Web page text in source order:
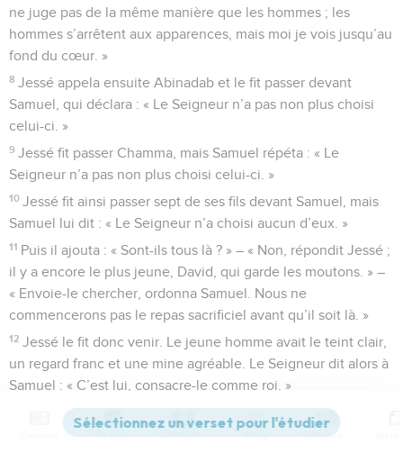
ne juge pas de la même manière que les hommes ; les
hommes s’arrêtent aux apparences, mais moi je vois jusqu’au
fond du cœur. »
8 Jessé appela ensuite Abinadab et le fit passer devant
Samuel, qui déclara : « Le Seigneur n’a pas non plus choisi
celui-ci. »
9 Jessé fit passer Chamma, mais Samuel répéta : « Le
Seigneur n’a pas non plus choisi celui-ci. »
10 Jessé fit ainsi passer sept de ses fils devant Samuel, mais
Samuel lui dit : « Le Seigneur n’a choisi aucun d’eux. »
11 Puis il ajouta : « Sont-ils tous là ? » – « Non, répondit Jessé ;
il y a encore le plus jeune, David, qui garde les moutons. » –
« Envoie-le chercher, ordonna Samuel. Nous ne
commencerons pas le repas sacrificiel avant qu’il soit là. »
12 Jessé le fit donc venir. Le jeune homme avait le teint clair,
un regard franc et une mine agréable. Le Seigneur dit alors à
Samuel : « C’est lui, consacre-le comme roi. »
Samuel prit l’huile et en versa sur la tête de David pour le
consacrer, en présence de ses frères. L’Esprit du Seigneur
Versions Commentaires Strong